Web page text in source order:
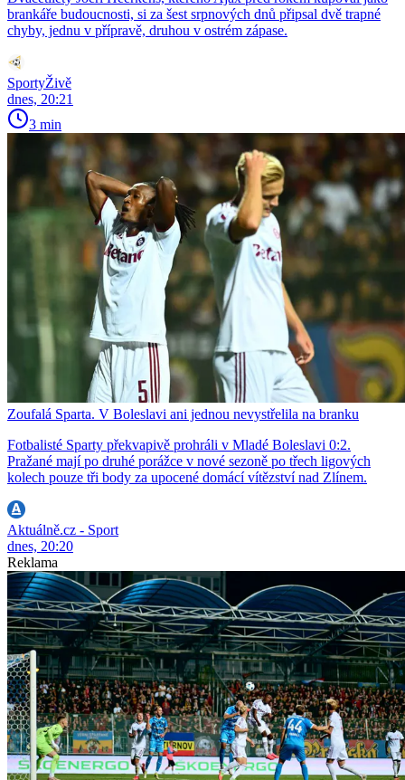
brankáře budoucnosti, si za šest srpnových dnů připsal dvě trapné
chyby, jednu v přípravě, druhou v ostrém zápase.
SportyŽivě
dnes, 20:21
3 min
Zoufalá Sparta. V Boleslavi ani jednou nevystřelila na branku
Fotbalisté Sparty překvapivě prohráli v Mladé Boleslavi 0:2.
Pražané mají po druhé porážce v nové sezoně po třech ligových
kolech pouze tři body za upocené domácí vítězství nad Zlínem.
Aktuálně.cz - Sport
dnes, 20:20
Reklama